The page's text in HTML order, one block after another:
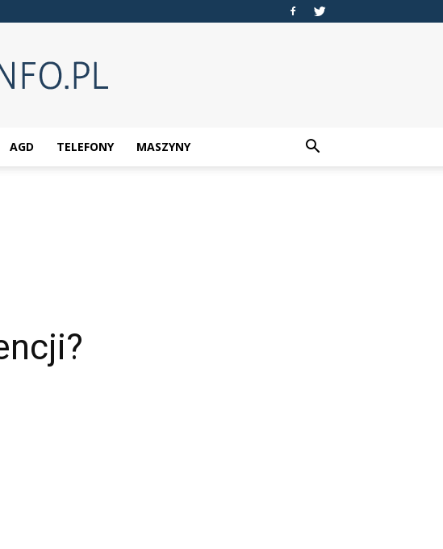
AGD TELEFONY MASZYNY